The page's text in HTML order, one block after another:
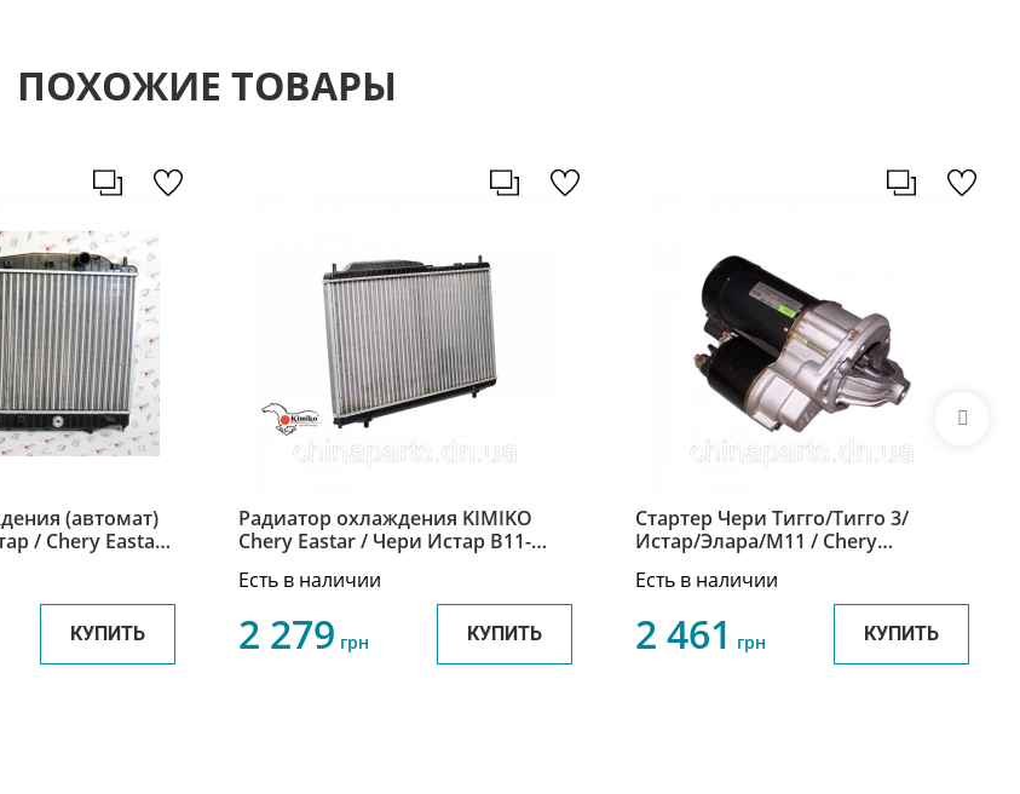
ПОХОЖИЕ ТОВАРЫ
(автомат)
/ Chery Eastar
КУПИТЬ
Радиатор охлаждения KIMIKO
Chery Eastar / Чери Истар B11-
Есть в наличии
2 279 грн КУПИТЬ
Стартер Чери Тигго/Тигго 3/
Истар/Элара/М11 / Chery
3708110BA
Есть в наличии
2 461 грн КУПИТЬ